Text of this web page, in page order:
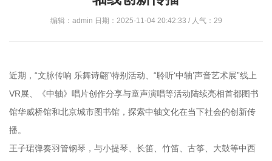
编辑：admin 日期：2025-11-04 20:42:33 / 人气： 29
近期，“文脉传响 乐舞诗翩”特别活动、“聆听‘中轴’声音艺术展”线上
VR展、《中轴》唱片创作分享与童声演唱等活动陆续亮相首都图书
馆华威桥馆和北京城市图书馆，探索中轴文化在当下社会的创新传
播。
王子珺弹奏羽管钢琴，与小提琴、长笛、竹笛、古筝、大鼓等中西